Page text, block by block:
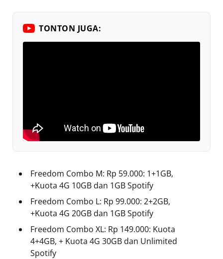
TONTON JUGA:
Freedom Combo M: Rp 59.000: 1+1GB,
+Kuota 4G 10GB dan 1GB Spotify
Freedom Combo L: Rp 99.000: 2+2GB,
+Kuota 4G 20GB dan 1GB Spotify
Freedom Combo XL: Rp 149.000: Kuota
4+4GB, + Kuota 4G 30GB dan Unlimited
Spotify